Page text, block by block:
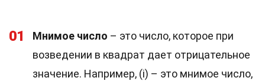
01 Мнимое число – это число, которое при
возведении в квадрат дает отрицательное
значение. Например, (i) – это мнимое число,